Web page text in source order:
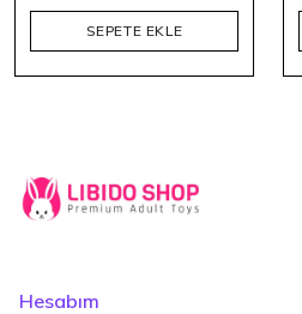
SEPETE EKLE
Hesabım